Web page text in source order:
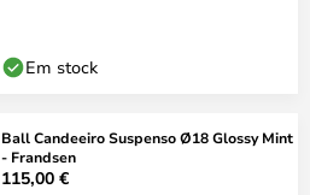
Em stock
Ball Candeeiro Suspenso Ø18 Glossy Mint
- Frandsen
115,00 €